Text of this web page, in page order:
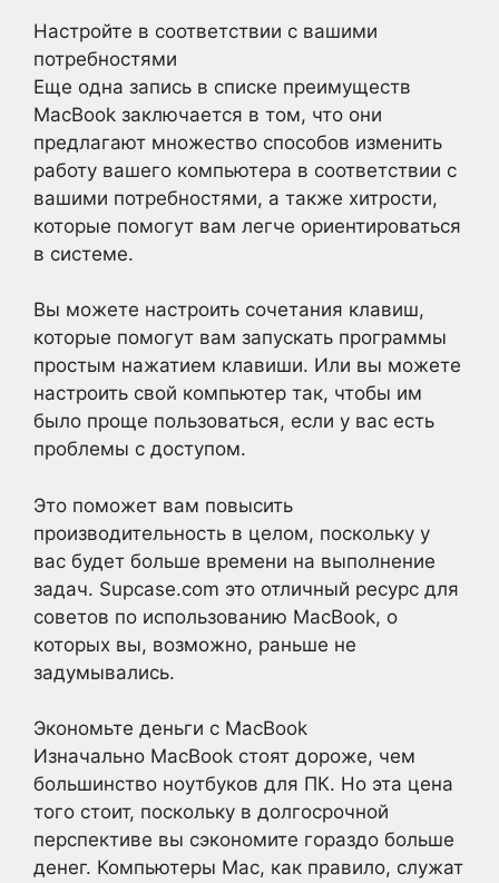
Настройте в соответствии с вашими
потребностями
Еще одна запись в списке преимуществ
MacBook заключается в том, что они
предлагают множество способов изменить
работу вашего компьютера в соответствии с
вашими потребностями, а также хитрости,
которые помогут вам легче ориентироваться
в системе.
Вы можете настроить сочетания клавиш,
которые помогут вам запускать программы
простым нажатием клавиши. Или вы можете
настроить свой компьютер так, чтобы им
было проще пользоваться, если у вас есть
проблемы с доступом.
Это поможет вам повысить
производительность в целом, поскольку у
вас будет больше времени на выполнение
задач. Supcase.com это отличный ресурс для
советов по использованию MacBook, о
которых вы, возможно, раньше не
задумывались.
Экономьте деньги с MacBook
Изначально MacBook стоят дороже, чем
большинство ноутбуков для ПК. Но эта цена
того стоит, поскольку в долгосрочной
перспективе вы сэкономите гораздо больше
денег. Компьютеры Mac, как правило, служат